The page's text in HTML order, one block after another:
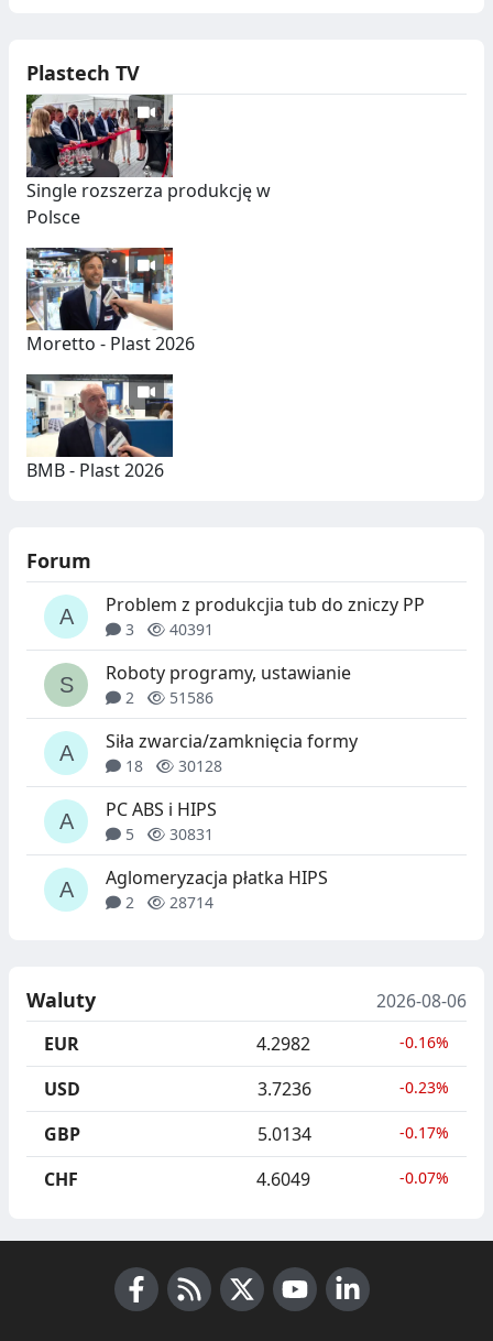
Plastech TV
Single rozszerza produkcję w
Polsce
Moretto - Plast 2026
BMB - Plast 2026
Forum
Problem z produkcjia tub do zniczy PP
3 40391
Roboty programy, ustawianie
2 51586
Siła zwarcia/zamknięcia formy
18 30128
PC ABS i HIPS
5 30831
Aglomeryzacja płatka HIPS
2 28714
Waluty
2026-08-06
EUR
4.2982 -0.16%
USD 3.7236 -0.23%
GBP 5.0134 -0.17%
CHF 4.6049 -0.07%